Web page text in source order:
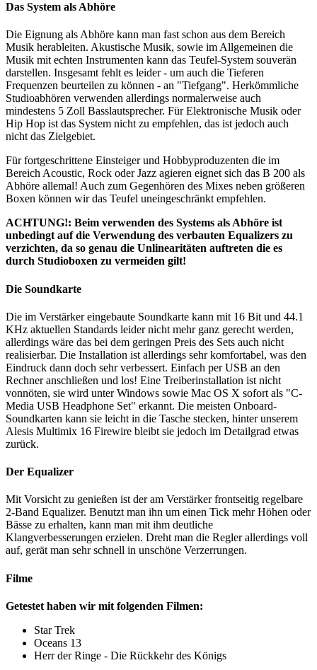
Das System als Abhöre
Die Eignung als Abhöre kann man fast schon aus dem Bereich
Musik herableiten. Akustische Musik, sowie im Allgemeinen die
Musik mit echten Instrumenten kann das Teufel-System souverän
darstellen. Insgesamt fehlt es leider - um auch die Tieferen
Frequenzen beurteilen zu können - an "Tiefgang". Herkömmliche
Studioabhören verwenden allerdings normalerweise auch
mindestens 5 Zoll Basslautsprecher. Für Elektronische Musik oder
Hip Hop ist das System nicht zu empfehlen, das ist jedoch auch
nicht das Zielgebiet.
Für fortgeschrittene Einsteiger und Hobbyproduzenten die im
Bereich Acoustic, Rock oder Jazz agieren eignet sich das B 200 als
Abhöre allemal! Auch zum Gegenhören des Mixes neben größeren
Boxen können wir das Teufel uneingeschränkt empfehlen.
ACHTUNG!: Beim verwenden des Systems als Abhöre ist
unbedingt auf die Verwendung des verbauten Equalizers zu
verzichten, da so genau die Unlinearitäten auftreten die es
durch Studioboxen zu vermeiden gilt!
Die Soundkarte
Die im Verstärker eingebaute Soundkarte kann mit 16 Bit und 44.1
KHz aktuellen Standards leider nicht mehr ganz gerecht werden,
allerdings wäre das bei dem geringen Preis des Sets auch nicht
realisierbar. Die Installation ist allerdings sehr komfortabel, was den
Eindruck dann doch sehr verbessert. Einfach per USB an den
Rechner anschließen und los! Eine Treiberinstallation ist nicht
vonnöten, sie wird unter Windows sowie Mac OS X sofort als "C-
Media USB Headphone Set" erkannt. Die meisten Onboard-
Soundkarten kann sie leicht in die Tasche stecken, hinter unserem
Alesis Multimix 16 Firewire bleibt sie jedoch im Detailgrad etwas
zurück.
Der Equalizer
Mit Vorsicht zu genießen ist der am Verstärker frontseitig regelbare
2-Band Equalizer. Benutzt man ihn um einen Tick mehr Höhen oder
Bässe zu erhalten, kann man mit ihm deutliche
Klangverbesserungen erzielen. Dreht man die Regler allerdings voll
auf, gerät man sehr schnell in unschöne Verzerrungen.
Filme
Getestet haben wir mit folgenden Filmen:
Star Trek
Oceans 13
Herr der Ringe - Die Rückkehr des Königs